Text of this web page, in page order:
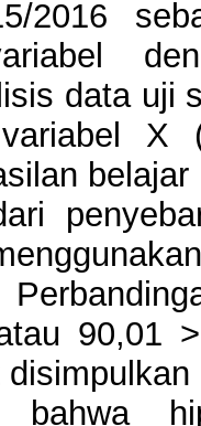
2016
data uji
X
90,01
bahwa